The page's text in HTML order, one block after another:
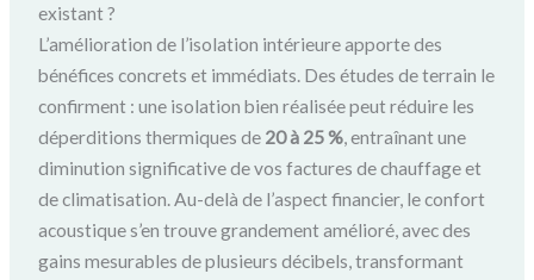
existant ?
L’amélioration de l’isolation intérieure apporte des
bénéfices concrets et immédiats. Des études de terrain le
confirment : une isolation bien réalisée peut réduire les
déperditions thermiques de 20 à 25 %, entraînant une
diminution significative de vos factures de chauffage et
de climatisation. Au-delà de l’aspect financier, le confort
acoustique s’en trouve grandement amélioré, avec des
gains mesurables de plusieurs décibels, transformant